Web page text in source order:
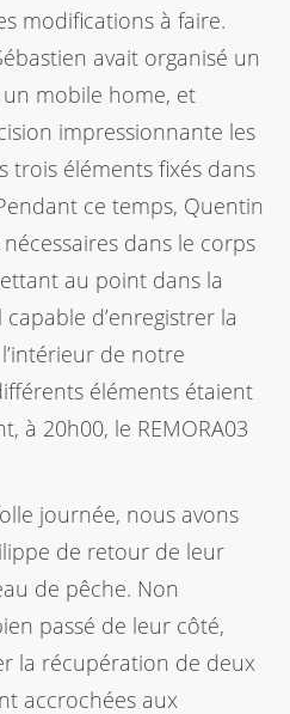
modifications à faire.
avait organisé un
mobile home, et
impressionnante les
trois éléments fixés dans
ce temps, Quentin
dans le corps
au point dans la
d’enregistrer la
de notre
éléments étaient
à 20h00, le REMORA03
journée, nous avons
de retour de leur
de pêche. Non
passé de leur côté,
la récupération de deux
accrochées aux